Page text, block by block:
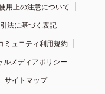
用上の注意について
法に基づく表記
ミュニティ利用規約
ルメディアポリシー
サイトマップ